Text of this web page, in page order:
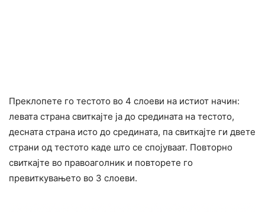
Преклопете го тестото во 4 слоеви на истиот начин:
левата страна свиткајте ја до средината на тестото,
десната страна исто до средината, па свиткајте ги двете
страни од тестото каде што се спојуваат. Повторно
свиткајте во правоаголник и повторете го
превиткувањето во 3 слоеви.